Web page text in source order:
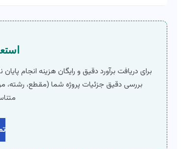
برای دریافت برآورد دقیق و رایگان هزینه انجام
بررسی دقیق جزئیات پروژه شما (مقطع،